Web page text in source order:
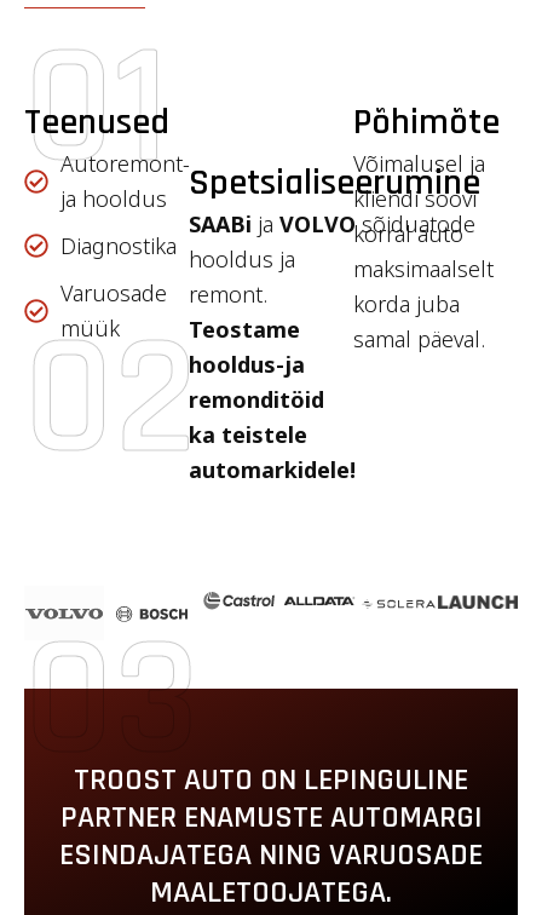
01
02
03
Teenused
Autoremont-
ja hooldus
Diagnostika
Varuosade
müük
Spetsialiseerumine
SAABi ja VOLVOsõiduatode
hooldus ja
remont.
Teostame
hooldus-ja
remonditöid
ka teistele
automarkidele!
Põhimõte
Võimalusel ja
kliendi soovi
korral auto
maksimaalselt
korda juba
samal päeval.
TROOST AUTO ON LEPINGULINE
PARTNER ENAMUSTE AUTOMARGI
ESINDAJATEGA NING VARUOSADE
MAALETOOJATEGA.